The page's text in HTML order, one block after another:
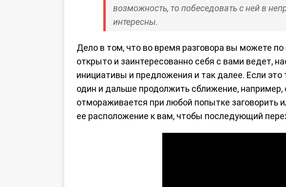
возможность, то побеседовать с ней в
интересны.
Дело в том, что во время разговора вы можете
открыто и заинтересованно себя с вами ведет,
инициативы и предложения и так далее. Если
один и дальше продолжить сближение, например,
отмораживается при любой попытке заговорить
ее расположение к вам, чтобы последующий